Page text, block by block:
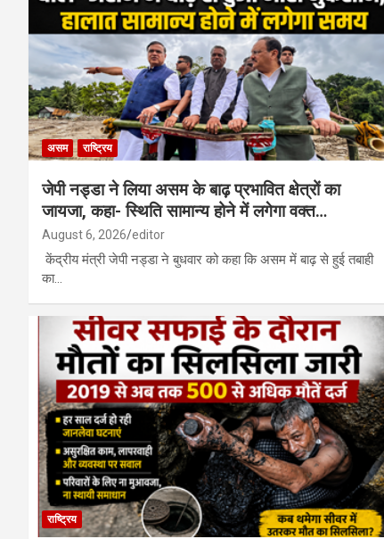
असम राष्ट्रिय
जेपी नड्डा ने लिया असम के बाढ़ प्रभावित क्षेत्रों का
जायजा, कहा- स्थिति सामान्य होने में लगेगा वक्त…
August 6, 2026 editor
केंद्रीय मंत्री जेपी नड्डा ने बुधवार को कहा कि असम में बाढ़ से हुई तबाही
का…
राष्ट्रिय